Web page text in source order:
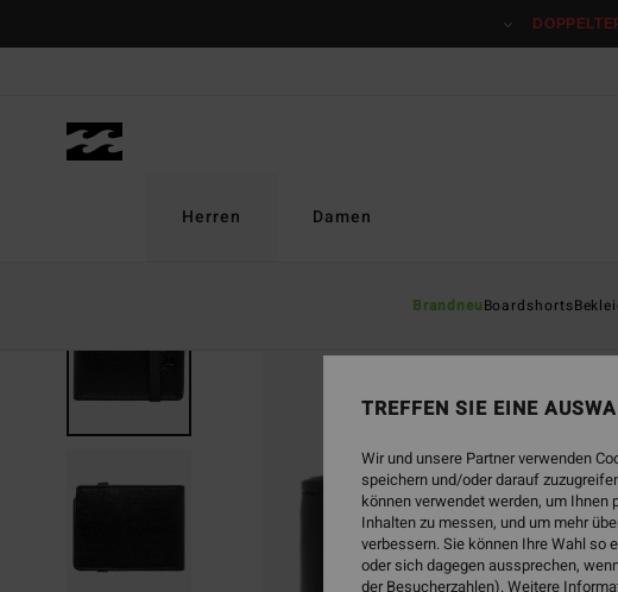
Herren
BrandneuBoardshorts
Damen
TREFFEN SIE EINE
Wir und unsere Partner verwenden
speichern und/oder darauf
können verwendet werden, um Ihnen
Inhalten zu messen, und um mehr
verbessern. Sie können Ihre Wahl so
oder sich dagegen aussprechen,
der Besucherzahlen). Weitere